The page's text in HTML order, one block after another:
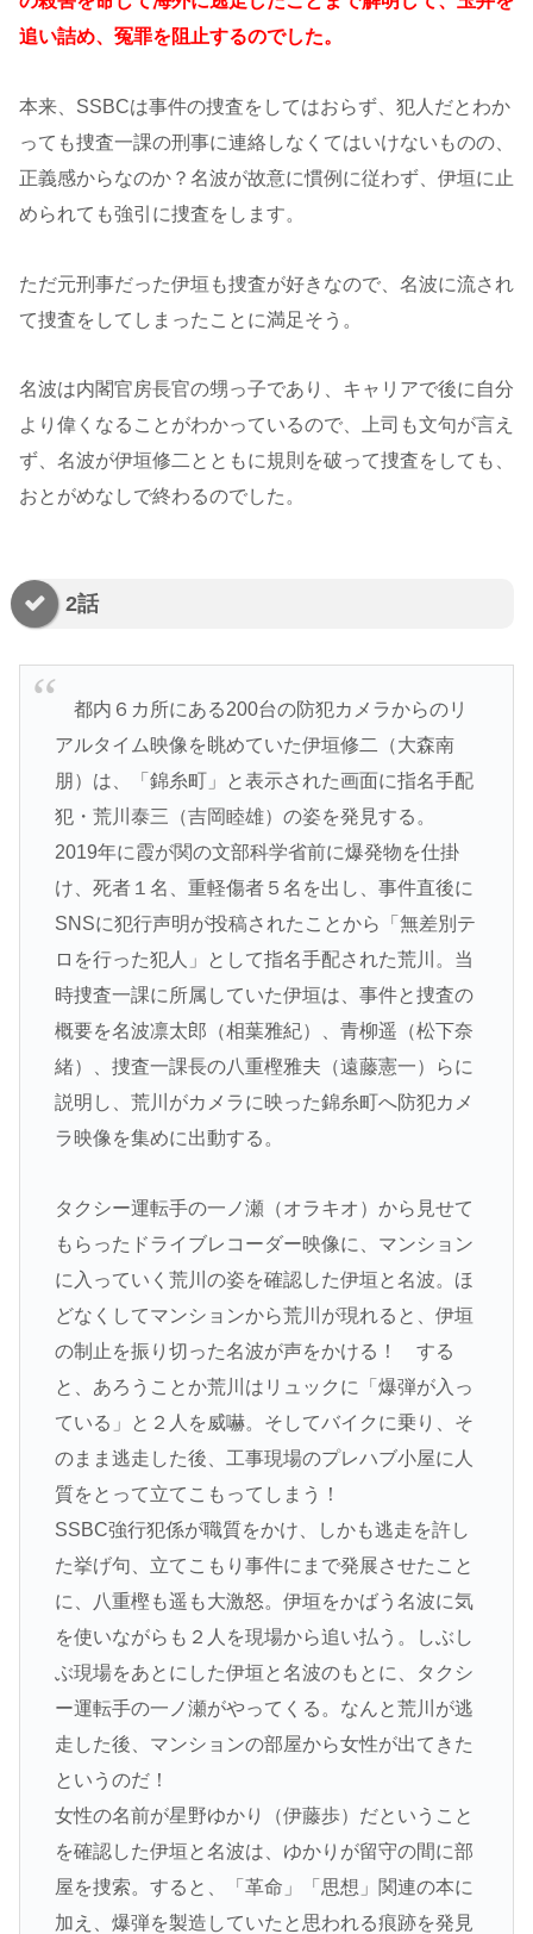
追い詰め、冤罪を阻止するのでした。
本来、SSBCは事件の捜査をしてはおらず、犯人だとわか
っても捜査一課の刑事に連絡しなくてはいけないものの、
正義感からなのか？名波が故意に慣例に従わず、伊垣に止
められても強引に捜査をします。
ただ元刑事だった伊垣も捜査が好きなので、名波に流され
て捜査をしてしまったことに満足そう。
名波は内閣官房長官の甥っ子であり、キャリアで後に自分
より偉くなることがわかっているので、上司も文句が言え
ず、名波が伊垣修二とともに規則を破って捜査をしても、
おとがめなしで終わるのでした。
2話
都内６カ所にある200台の防犯カメラからのリ
アルタイム映像を眺めていた伊垣修二（大森南
朋）は、「錦糸町」と表示された画面に指名手配
犯・荒川泰三（吉岡睦雄）の姿を発見する。
2019年に霞が関の文部科学省前に爆発物を仕掛
け、死者１名、重軽傷者５名を出し、事件直後に
SNSに犯行声明が投稿されたことから「無差別テ
ロを行った犯人」として指名手配された荒川。当
時捜査一課に所属していた伊垣は、事件と捜査の
概要を名波凛太郎（相葉雅紀）、青柳遥（松下奈
緒）、捜査一課長の八重樫雅夫（遠藤憲一）らに
説明し、荒川がカメラに映った錦糸町へ防犯カメ
ラ映像を集めに出動する。
タクシー運転手の一ノ瀬（オラキオ）から見せて
もらったドライブレコーダー映像に、マンション
に入っていく荒川の姿を確認した伊垣と名波。ほ
どなくしてマンションから荒川が現れると、伊垣
の制止を振り切った名波が声をかける！ する
と、あろうことか荒川はリュックに「爆弾が入っ
ている」と２人を威嚇。そしてバイクに乗り、そ
のまま逃走した後、工事現場のプレハブ小屋に人
質をとって立てこもってしまう！
SSBC強行犯係が職質をかけ、しかも逃走を許し
た挙げ句、立てこもり事件にまで発展させたこと
に、八重樫も遥も大激怒。伊垣をかばう名波に気
を使いながらも２人を現場から追い払う。しぶし
ぶ現場をあとにした伊垣と名波のもとに、タクシ
ー運転手の一ノ瀬がやってくる。なんと荒川が逃
走した後、マンションの部屋から女性が出てきた
というのだ！
女性の名前が星野ゆかり（伊藤歩）だということ
を確認した伊垣と名波は、ゆかりが留守の間に部
屋を捜索。すると、「革命」「思想」関連の本に
加え、爆弾を製造していたと思われる痕跡を発見